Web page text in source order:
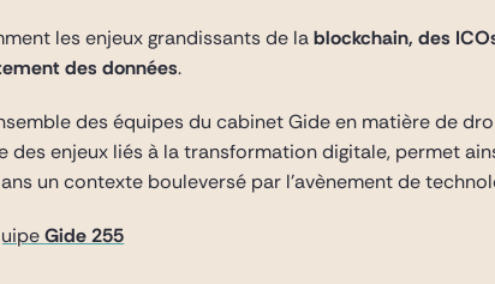
les enjeux grandissants de lablockchain, des
des données.
des équipes du cabinet Gide en matière de
des enjeux liés à la transformation digitale, permet
un contexte bouleversé par l’avènement de
Gide 255